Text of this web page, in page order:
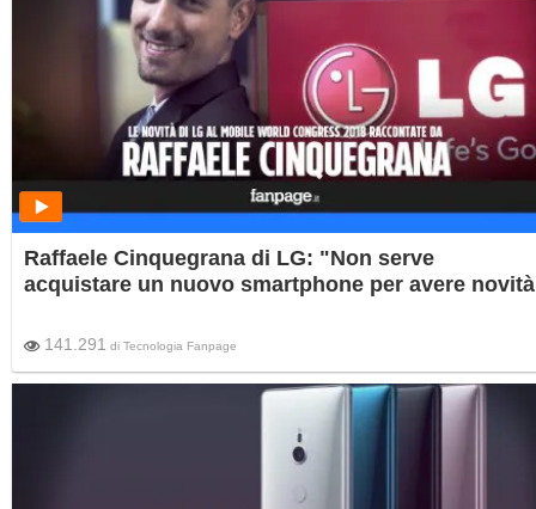
Raffaele Cinquegrana di LG: "Non serve
acquistare un nuovo smartphone per avere
141.291 di Tecnologia Fanpage